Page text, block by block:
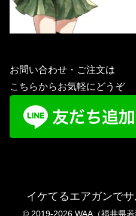
お問い合わせ・ご注文は
こちらからお気軽にどうぞ
イケてるエアガンで
© 2019-2026 WAA（福井県若